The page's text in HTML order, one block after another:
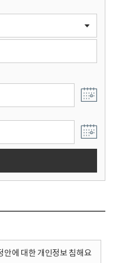
안에 대한 개인정보 침해요